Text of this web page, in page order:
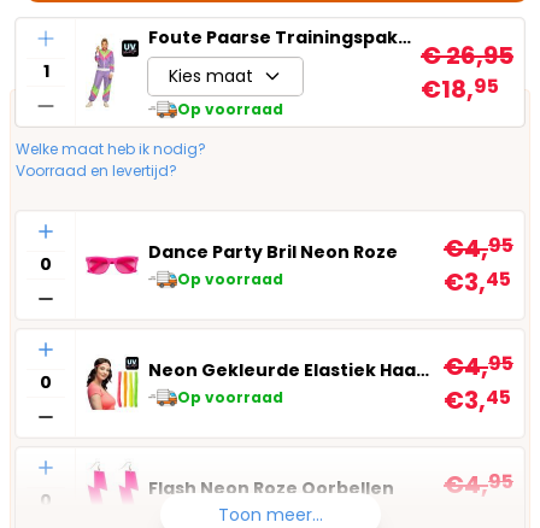
Aantal
Foute Paarse Trainingspak Dames
Kies maat
Op voorraad
€ 26,95
€18,95
Welke maat heb ik nodig?
Voorraad en levertijd?
Aantal
Dance Party Bril Neon Roze
Op voorraad
€4,95
€3,45
Aantal
Neon Gekleurde Elastiek Haarbandjes
Op voorraad
€4,95
€3,45
Aantal
Flash Neon Roze Oorbellen
Op voorraad
€4,95
Toon meer...